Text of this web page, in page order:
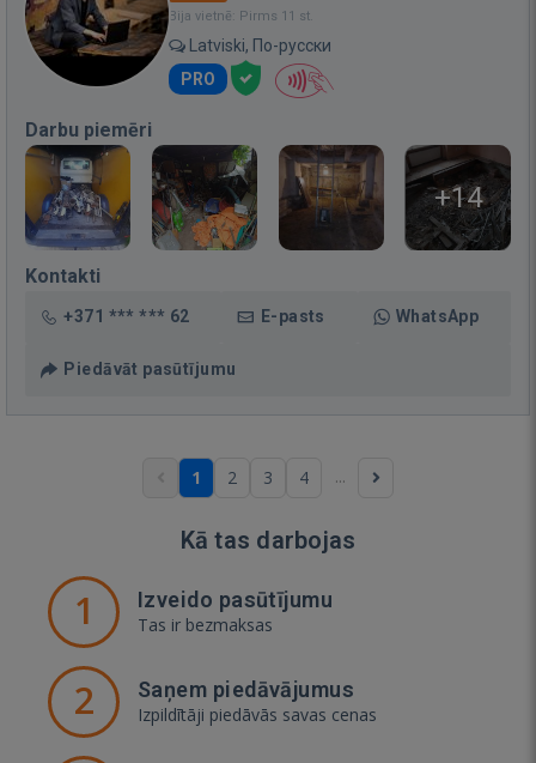
Bija vietnē: Pirms 11 st.
Latviski, По-русски
PRO
Darbu piemēri
+14
Kontakti
+371 *** *** 62 E-pasts WhatsApp
Piedāvāt pasūtījumu
1 2 3 4 ...
Kā tas darbojas
1 Izveido pasūtījumu
Tas ir bezmaksas
2 Saņem piedāvājumus
Izpildītāji piedāvās savas cenas